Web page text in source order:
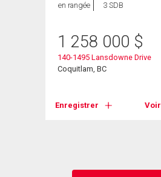
en rangée
3 SDB
1 258 000 $
140-1495 Lansdowne Drive
Coquitlam, BC
Enregistrer Voir